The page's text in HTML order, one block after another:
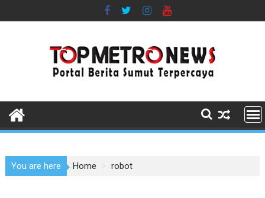
to
You are here Home robot